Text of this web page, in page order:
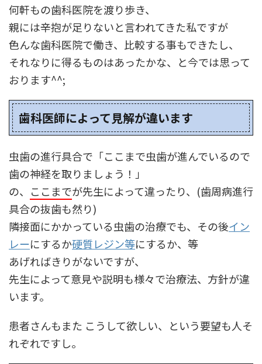
何軒もの歯科医院を渡り歩き、
親には辛抱が足りないと言われてきた私ですが
色んな歯科医院で働き、比較する事もできたし、
それなりに得るものはあったかな、と今では思って
おります^^;
歯科医師によって見解が違います
虫歯の進行具合で「ここまで虫歯が進んでいるので
歯の神経を取りましょう！」
の、
ここまでが先生によって違ったり、(歯周病進行
具合の抜歯も然り)
隣接面にかかっている虫歯の治療でも、その後イン
レーにするか硬質レジン等にするか、等
あげればきりがないですが、
先生によって意見や説明も様々で治療法、方針が違
います。
患者さんもまた こうして欲しい、という要望も人そ
れぞれですし。